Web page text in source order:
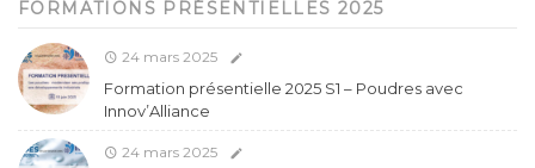
FORMATIONS PRÉSENTIELLES 2025
24 mars 2025
Formation présentielle 2025 S1 – Poudres avec
Innov’Alliance
24 mars 2025